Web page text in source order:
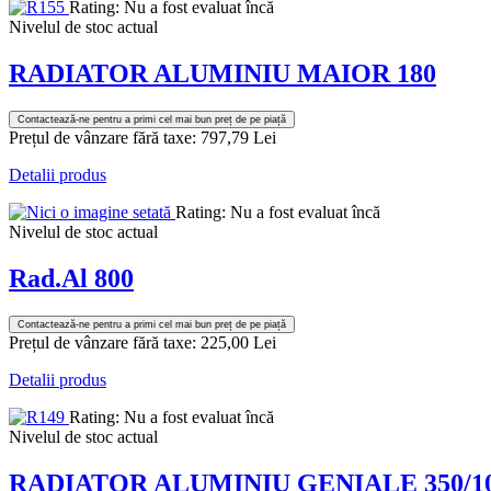
Rating: Nu a fost evaluat încă
Nivelul de stoc actual
RADIATOR ALUMINIU MAIOR 180
Contactează-ne pentru a primi cel mai bun preț de pe piață
Prețul de vânzare fără taxe: 797,79 Lei
Detalii produs
Rating: Nu a fost evaluat încă
Nivelul de stoc actual
Rad.Al 800
Contactează-ne pentru a primi cel mai bun preț de pe piață
Prețul de vânzare fără taxe: 225,00 Lei
Detalii produs
Rating: Nu a fost evaluat încă
Nivelul de stoc actual
RADIATOR ALUMINIU GENIALE 350/